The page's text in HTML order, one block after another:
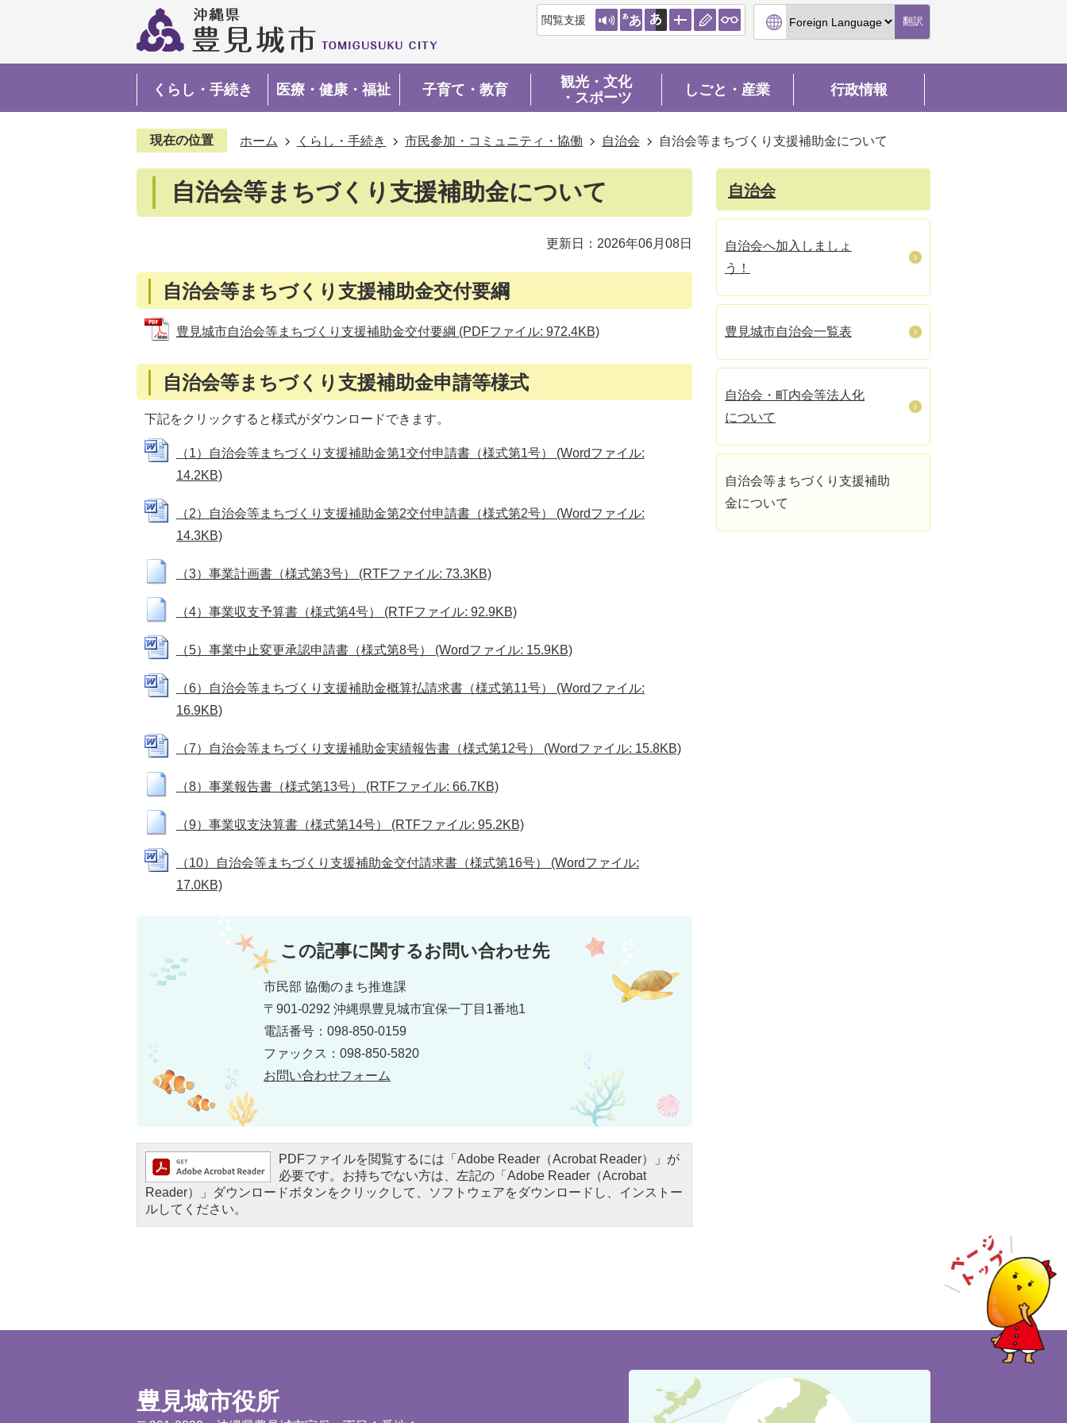
閲覧支援 翻訳
くらし・手続き 医療・健康・福祉 子育て・教育
観光・文化
・スポーツ
しごと・産業 行政情報
現在の位置 ホーム くらし・手続き 市民参加・コミュニティ・協働 自治会 自治会等まちづくり支援補助金について
自治会等まちづくり支援補助金について
更新日：2026年06月08日
自治会等まちづくり支援補助金交付要綱
豊見城市自治会等まちづくり支援補助金交付要綱 (PDFファイル: 972.4KB)
自治会等まちづくり支援補助金申請等様式
下記をクリックすると様式がダウンロードできます。
（1）自治会等まちづくり支援補助金第1交付申請書（様式第1号） (Wordファイル:
14.2KB)
（2）自治会等まちづくり支援補助金第2交付申請書（様式第2号） (Wordファイル:
14.3KB)
（3）事業計画書（様式第3号） (RTFファイル: 73.3KB)
（4）事業収支予算書（様式第4号） (RTFファイル: 92.9KB)
（5）事業中止変更承認申請書（様式第8号） (Wordファイル: 15.9KB)
（6）自治会等まちづくり支援補助金概算払請求書（様式第11号） (Wordファイル:
16.9KB)
（7）自治会等まちづくり支援補助金実績報告書（様式第12号） (Wordファイル: 15.8KB)
（8）事業報告書（様式第13号） (RTFファイル: 66.7KB)
（9）事業収支決算書（様式第14号） (RTFファイル: 95.2KB)
（10）自治会等まちづくり支援補助金交付請求書（様式第16号） (Wordファイル:
17.0KB)
この記事に関するお問い合わせ先
市民部 協働のまち推進課
〒901-0292 沖縄県豊見城市宜保一丁目1番地1
電話番号：098-850-0159
ファックス：098-850-5820
お問い合わせフォーム
PDFファイルを閲覧するには「Adobe Reader（Acrobat Reader）」が
必要です。お持ちでない方は、左記の「Adobe Reader（Acrobat
Reader）」ダウンロードボタンをクリックして、ソフトウェアをダウンロードし、インストー
ルしてください。
自治会
自治会へ加入しましょ
う！
豊見城市自治会一覧表
自治会・町内会等法人化
について
自治会等まちづくり支援補助
金について
豊見城市役所